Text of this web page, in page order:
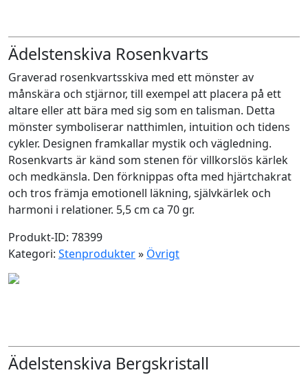
Ädelstenskiva Rosenkvarts
Graverad rosenkvartsskiva med ett mönster av
månskära och stjärnor, till exempel att placera på ett
altare eller att bära med sig som en talisman. Detta
mönster symboliserar natthimlen, intuition och tidens
cykler. Designen framkallar mystik och vägledning.
Rosenkvarts är känd som stenen för villkorslös kärlek
och medkänsla. Den förknippas ofta med hjärtchakrat
och tros främja emotionell läkning, självkärlek och
harmoni i relationer. 5,5 cm ca 70 gr.
Produkt-ID: 78399
Kategori: Stenprodukter» Övrigt
Ädelstenskiva Bergskristall